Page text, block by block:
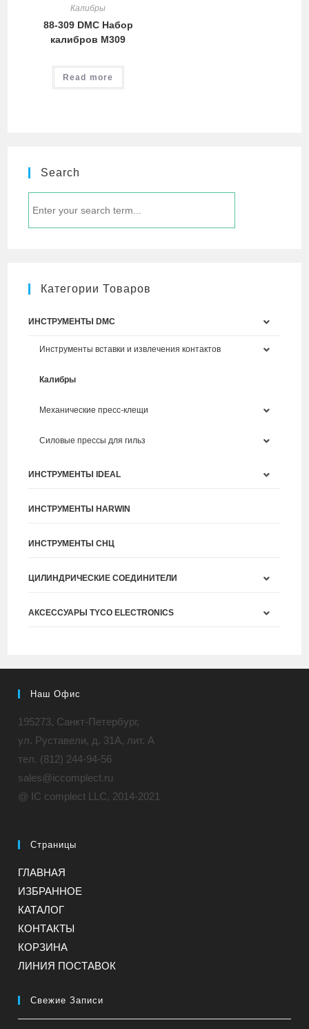
Калибры
88-309 DMC Набор
калибров M309
Read more
Search
Категории Товаров
ИНСТРУМЕНТЫ DMC
Инструменты вставки и извлечения контактов
Калибры
Механические пресс-клещи
Силовые прессы для гильз
ИНСТРУМЕНТЫ IDEAL
ИНСТРУМЕНТЫ HARWIN
ИНСТРУМЕНТЫ СНЦ
ЦИЛИНДРИЧЕСКИЕ СОЕДИНИТЕЛИ
АКСЕССУАРЫ TYCO ELECTRONICS
Наш Офис
195273, Санкт-Петербург,
ул. Руставели, д. 31A, лит. А
тел. (812) 244-94-56
sales@iccomplect.ru
@ IC complect LLC, 2014-2021
Страницы
ГЛАВНАЯ
ИЗБРАННОЕ
КАТАЛОГ
КОНТАКТЫ
КОРЗИНА
ЛИНИЯ ПОСТАВОК
Свежие Записи